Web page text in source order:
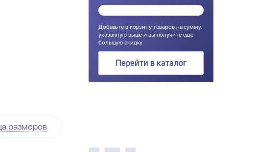
Добавьте в корзину товаров на сумму,
указанную выше и вы получите еще
большую скидку
Перейти в каталог
размеров